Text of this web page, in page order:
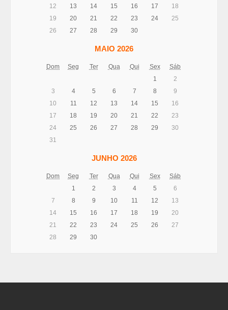
12
13 14 15 16 17
18
19
20 21 22 23 24
25
26
27 28 29 30
MAIO 2026
Dom Seg Ter Qua Qui Sex
Sáb
1
2
3
4 5 6 7 8
9
10
11 12 13 14 15
16
17
18 19 20 21 22
23
24
25 26 27 28 29
30
31
JUNHO 2026
Dom Seg Ter Qua Qui Sex
Sáb
1
2 3 4 5
6
7
8 9 10 11 12
13
14
15 16 17 18 19
20
21
22 23 24 25 26
27
28
29 30